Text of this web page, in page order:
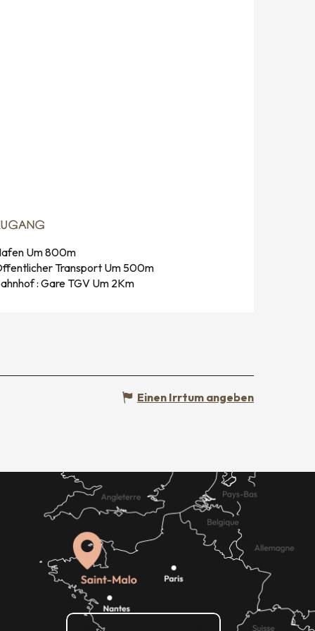
Um 800m
Transport Um 500m
: Gare TGV Um 2Km
Einen Irrtum angeben